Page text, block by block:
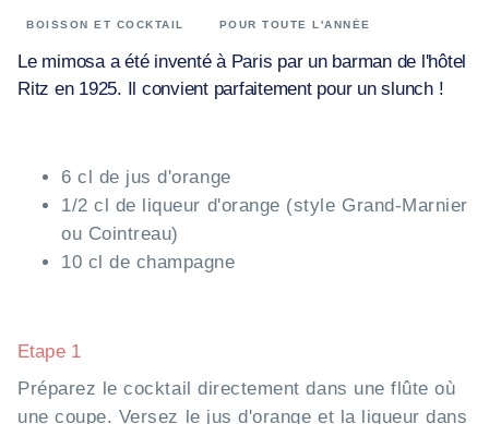
BOISSON ET COCKTAIL POUR TOUTE L'ANNÉE
Le mimosa a été inventé à Paris par un barman de l'hôtel
Ritz en 1925. Il convient parfaitement pour un slunch !
6 cl de jus d'orange
1/2 cl de liqueur d'orange (style Grand-Marnier
ou Cointreau)
10 cl de champagne
Etape 1
Préparez le cocktail directement dans une flûte où
une coupe. Versez le jus d'orange et la liqueur dans